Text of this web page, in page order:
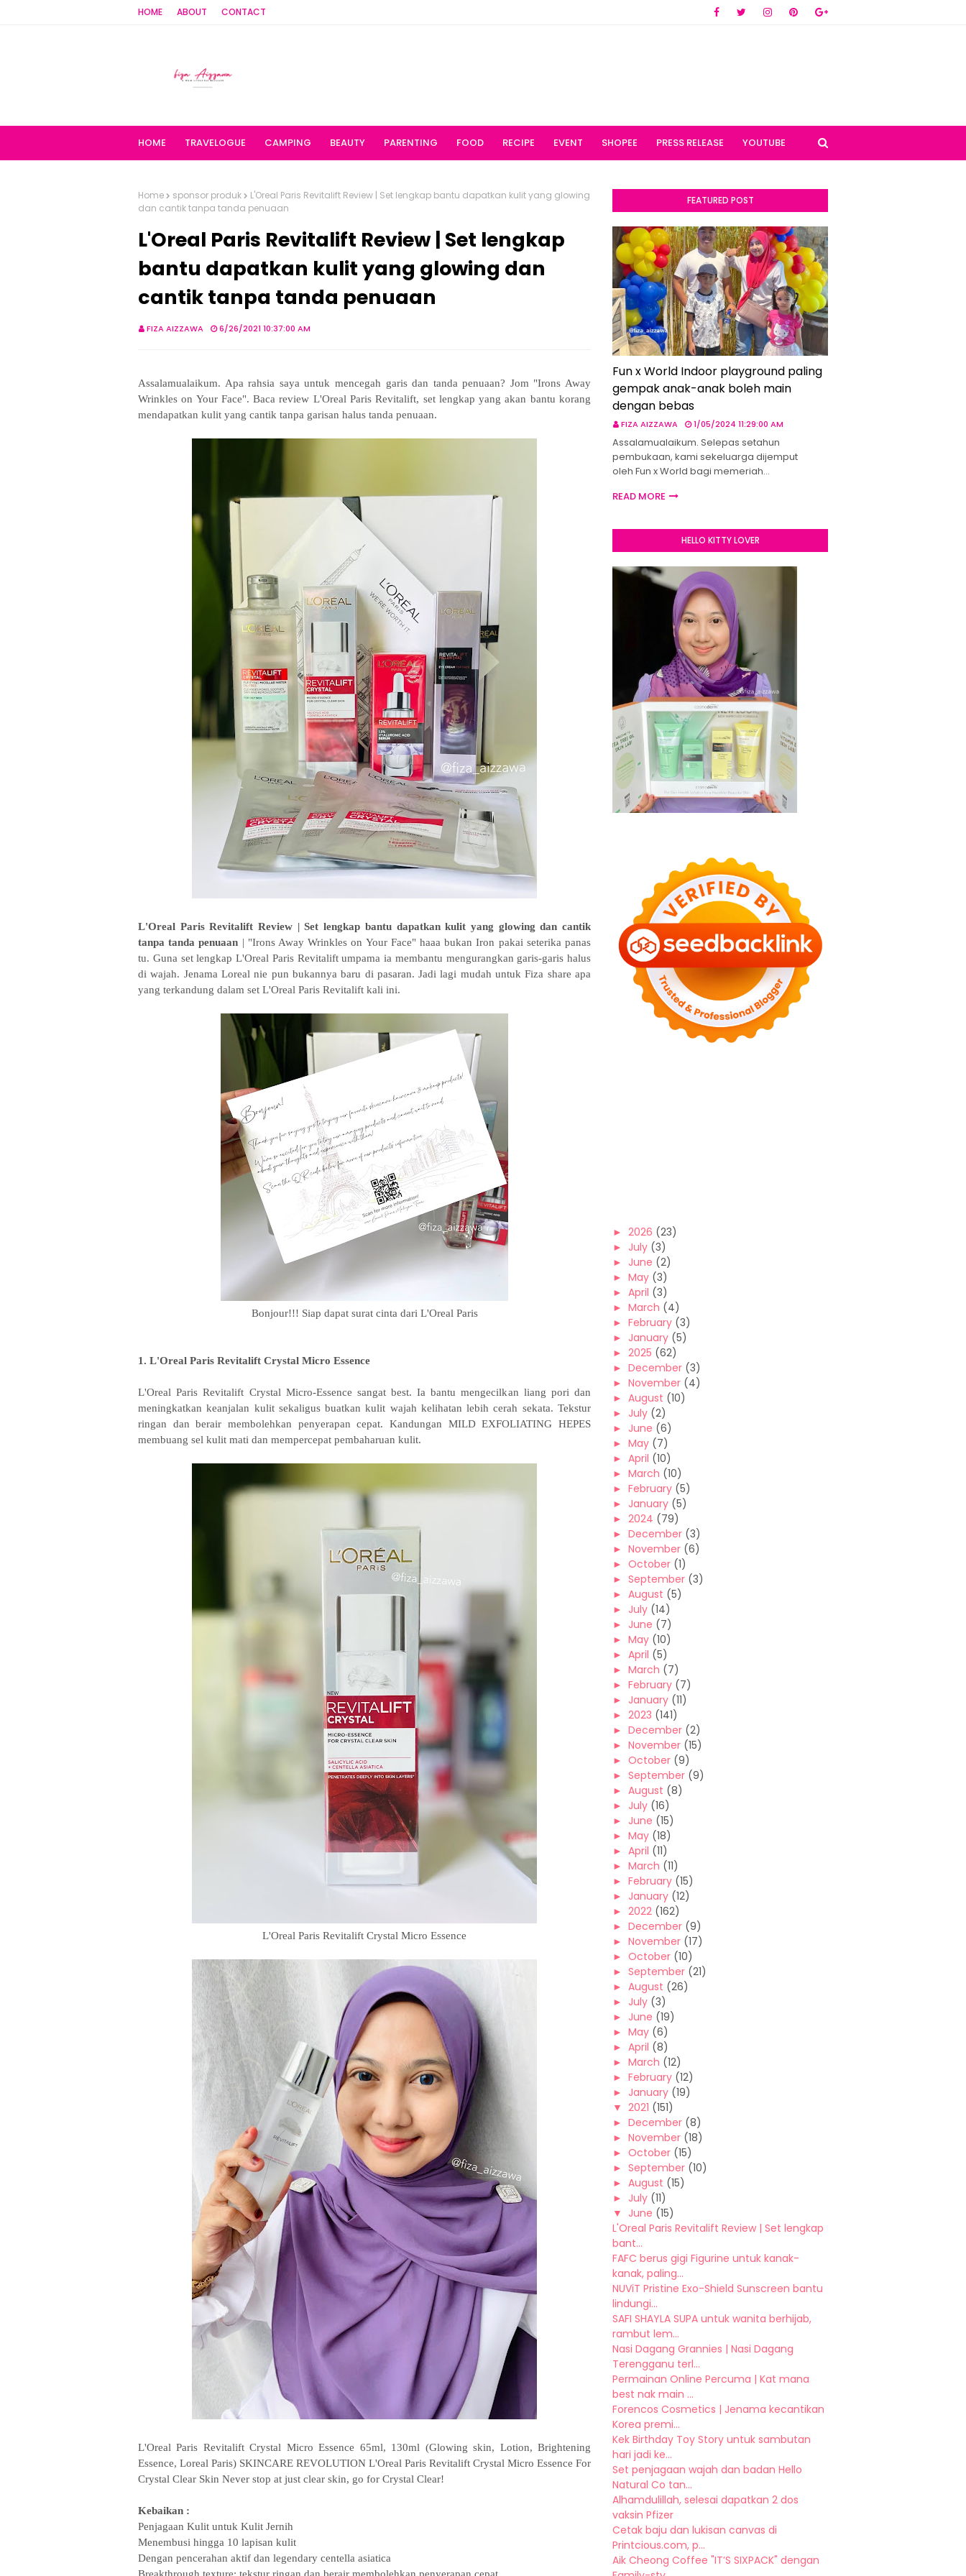
HOME ABOUT CONTACT
HOME TRAVELOGUE CAMPING BEAUTY PARENTING FOOD RECIPE EVENT SHOPEE PRESS RELEASE YOUTUBE
Home sponsor produk
L'Oreal Paris Revitalift Review | Set lengkap bantu dapatkan kulit yang glowing
dan cantik tanpa tanda penuaan
L'Oreal Paris Revitalift Review | Set lengkap
bantu dapatkan kulit yang glowing dan
cantik tanpa tanda penuaan
FIZA AIZZAWA 6/26/2021 10:37:00 AM
Assalamualaikum. Apa rahsia saya untuk mencegah garis dan tanda penuaan? Jom "Irons Away
Wrinkles on Your Face". Baca review L'Oreal Paris Revitalift, set lengkap yang akan bantu korang
mendapatkan kulit yang cantik tanpa garisan halus tanda penuaan.
L'Oreal Paris Revitalift Review | Set lengkap bantu dapatkan kulit yang glowing dan cantik
tanpa tanda penuaan | "Irons Away Wrinkles on Your Face" haaa bukan Iron pakai seterika panas
tu. Guna set lengkap L'Oreal Paris Revitalift umpama ia membantu mengurangkan garis-garis halus
di wajah. Jenama Loreal nie pun bukannya baru di pasaran. Jadi lagi mudah untuk Fiza share apa
yang terkandung dalam set L'Oreal Paris Revitalift kali ini.
Bonjour!!! Siap dapat surat cinta dari L'Oreal Paris
1. L'Oreal Paris Revitalift Crystal Micro Essence
L'Oreal Paris Revitalift Crystal Micro-Essence sangat best. Ia bantu mengecilkan liang pori dan
meningkatkan keanjalan kulit sekaligus buatkan kulit wajah kelihatan lebih cerah sekata. Tekstur
ringan dan berair membolehkan penyerapan cepat. Kandungan MILD EXFOLIATING HEPES
membuang sel kulit mati dan mempercepat pembaharuan kulit.
L'Oreal Paris Revitalift Crystal Micro Essence
L'Oreal Paris Revitalift Crystal Micro Essence 65ml, 130ml (Glowing skin, Lotion, Brightening
Essence, Loreal Paris) SKINCARE REVOLUTION L'Oreal Paris Revitalift Crystal Micro Essence For
Crystal Clear Skin Never stop at just clear skin, go for Crystal Clear!
Kebaikan :
Penjagaan Kulit untuk Kulit Jernih
Menembusi hingga 10 lapisan kulit
Dengan pencerahan aktif dan legendary centella asiatica
FEATURED POST
Fun x World Indoor playground paling
gempak anak-anak boleh main
dengan bebas
FIZA AIZZAWA 1/05/2024 11:29:00 AM
Assalamualaikum. Selepas setahun
pembukaan, kami sekeluarga dijemput
oleh Fun x World bagi memeriah…
READ MORE
HELLO KITTY LOVER
► 2026 (23)
► July (3)
► June (2)
► May (3)
► April (3)
► March (4)
► February (3)
► January (5)
► 2025 (62)
► December (3)
► November (4)
► August (10)
► July (2)
► June (6)
► May (7)
► April (10)
► March (10)
► February (5)
► January (5)
► 2024 (79)
► December (3)
► November (6)
► October (1)
► September (3)
► August (5)
► July (14)
► June (7)
► May (10)
► April (5)
► March (7)
► February (7)
► January (11)
► 2023 (141)
► December (2)
► November (15)
► October (9)
► September (9)
► August (8)
► July (16)
► June (15)
► May (18)
► April (11)
► March (11)
► February (15)
► January (12)
► 2022 (162)
► December (9)
► November (17)
► October (10)
► September (21)
► August (26)
► July (3)
► June (19)
► May (6)
► April (8)
► March (12)
► February (12)
► January (19)
▼ 2021 (151)
► December (8)
► November (18)
► October (15)
► September (10)
► August (15)
► July (11)
▼ June (15)
L'Oreal Paris Revitalift Review | Set lengkap
bant...
FAFC berus gigi Figurine untuk kanak-
kanak, paling...
NUViT Pristine Exo-Shield Sunscreen bantu
lindungi...
SAFI SHAYLA SUPA untuk wanita berhijab,
rambut lem...
Nasi Dagang Grannies | Nasi Dagang
Terengganu terl...
Permainan Online Percuma | Kat mana
best nak main ...
Forencos Cosmetics | Jenama kecantikan
Korea premi...
Kek Birthday Toy Story untuk sambutan
hari jadi ke...
Set penjagaan wajah dan badan Hello
Natural Co tan...
Alhamdulillah, selesai dapatkan 2 dos
vaksin Pfizer
Cetak baju dan lukisan canvas di
Printcious.com, p...
Aik Cheong Coffee "IT’S SIXPACK" dengan